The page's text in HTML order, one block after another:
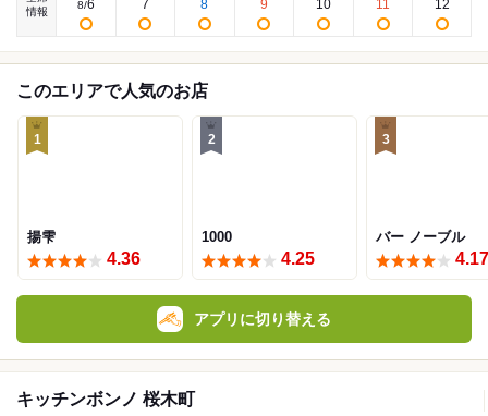
情報
8/6 7 8 9 10 11 12
このエリアで人気のお店
1
揚雫
4.36
2
1000
4.25
3
バー ノーブル
4.17
アプリに切り替える
キッチンボンノ 桜木町